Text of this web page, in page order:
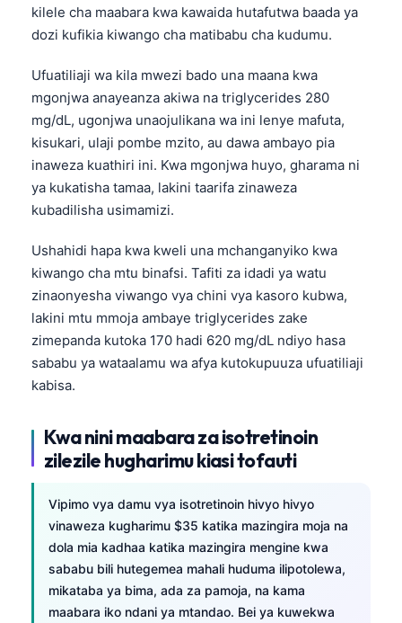
kilele cha maabara kwa kawaida hutafutwa baada ya
dozi kufikia kiwango cha matibabu cha kudumu.
Ufuatiliaji wa kila mwezi bado una maana kwa
mgonjwa anayeanza akiwa na triglycerides 280
mg/dL, ugonjwa unaojulikana wa ini lenye mafuta,
kisukari, ulaji pombe mzito, au dawa ambayo pia
inaweza kuathiri ini. Kwa mgonjwa huyo, gharama ni
ya kukatisha tamaa, lakini taarifa zinaweza
kubadilisha usimamizi.
Ushahidi hapa kwa kweli una mchanganyiko kwa
kiwango cha mtu binafsi. Tafiti za idadi ya watu
zinaonyesha viwango vya chini vya kasoro kubwa,
lakini mtu mmoja ambaye triglycerides zake
zimepanda kutoka 170 hadi 620 mg/dL ndiyo hasa
sababu ya wataalamu wa afya kutokupuuza ufuatiliaji
kabisa.
Kwa nini maabara za isotretinoin
zilezile hugharimu kiasi tofauti
Vipimo vya damu vya isotretinoin hivyo hivyo
vinaweza kugharimu $35 katika mazingira moja na
dola mia kadhaa katika mazingira mengine kwa
sababu bili hutegemea mahali huduma ilipotolewa,
mikataba ya bima, ada za pamoja, na kama
maabara iko ndani ya mtandao. Bei ya kuwekwa
Русский
Lietuvių kalba
Polski
한국어
Slovenščina
Magyar
Shqip
मराठी
తెలుగు
தமிழ்
ગુજરાતી
Bahasa Melayu
Tiếng Việt
Tagalog
ไทย
ភាសាខ្មែរ